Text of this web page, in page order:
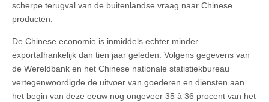
scherpe terugval van de buitenlandse vraag naar Chinese
producten.
De Chinese economie is inmiddels echter minder
exportafhankelijk dan tien jaar geleden. Volgens gegevens van
de Wereldbank en het Chinese nationale statistiekbureau
vertegenwoordigde de uitvoer van goederen en diensten aan
het begin van deze eeuw nog ongeveer 35 à 36 procent van het